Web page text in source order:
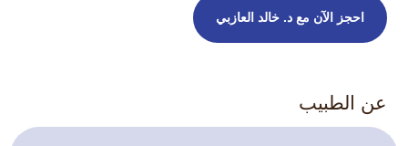
احجز الآن مع د. خالد العازبي
عن الطبيب